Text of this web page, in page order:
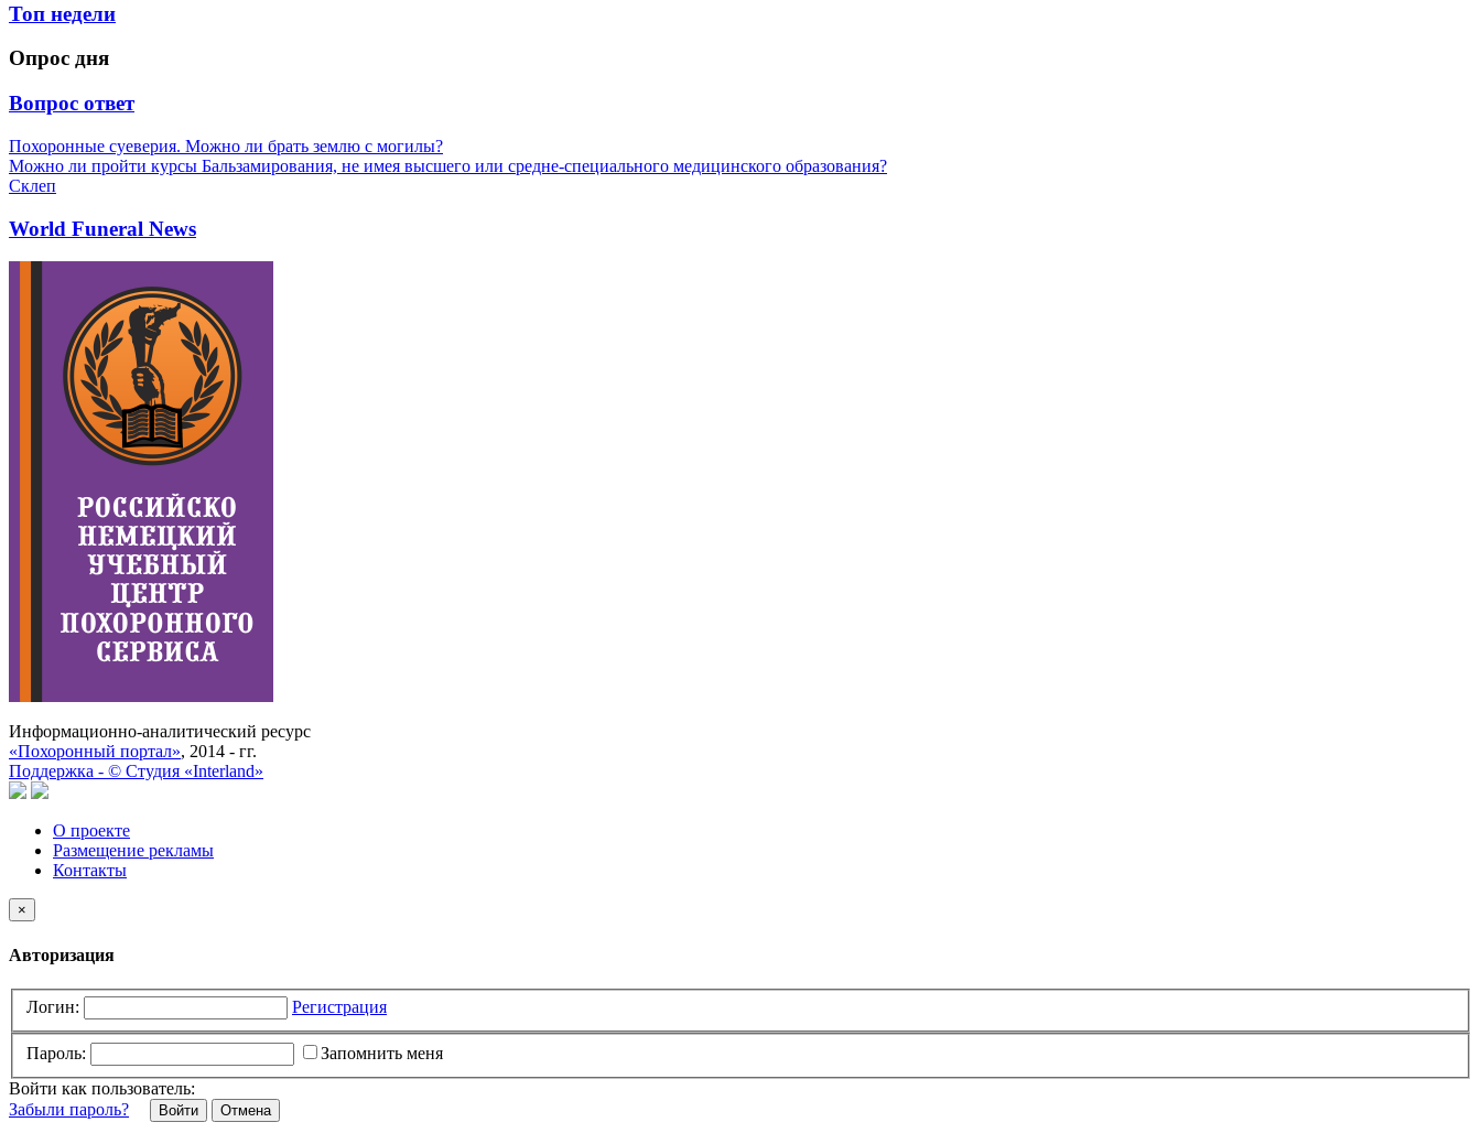
Топ недели
Опрос дня
Вопрос ответ
Похоронные суеверия. Можно ли брать землю с могилы?
Можно ли пройти курсы Бальзамирования, не имея высшего или средне-специального медицинского образования?
Склеп
World Funeral News
Информационно-аналитический ресурс
«Похоронный портал», 2014 - гг.
Поддержка - © Cтудия «Interland»
О проекте
Размещение рекламы
Контакты
×
Авторизация
Логин: Регистрация
Пароль:
Запомнить меня
Войти как пользователь:
Забыли пароль?
Отмена